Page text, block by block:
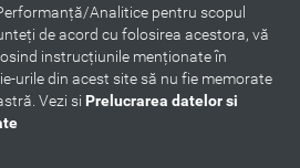
Analitice pentru scopul
de acord cu folosirea acestora, vă
instrucțiunile menționate în
urile din acest site să nu fie memorate
Vezi si Prelucrarea datelor si